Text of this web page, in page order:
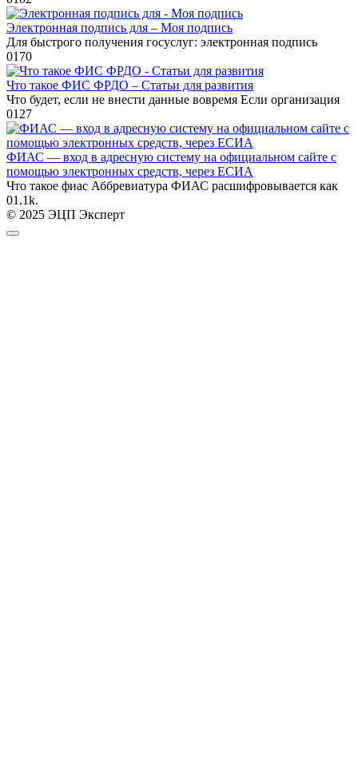
Электронная подпись для – Моя подпись
Для быстрого получения госуслуг: электронная подпись
0170
Что такое ФИС ФРДО – Статьи для развития
Что будет, если не внести данные вовремя Если организация
0127
ФИАС — вход в адресную систему на официальном сайте с
помощью электронных средств, через ЕСИА
Что такое фиас Аббревиатура ФИАС расшифровывается как
01.1k.
© 2025 ЭЦП Эксперт